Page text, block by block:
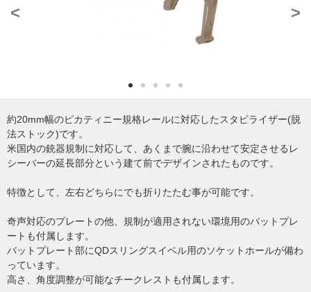
< >
約20mm幅のピカティニー規格レールに対応したスタビライザー(脱
法ストック)です。
米国内の銃器規制に対応して、あくまで腕に沿わせて安定させるレ
シーバーの延長部分という建て前でデザインされたものです。
特徴として、左右どちらにでも折りたたむ事が可能です。
奇声対応のプレートの他、規制が適用されない環境用のバットプレ
ートも付属します。
バットプレート部にQDスリングスイベル用のソケットホールが備わ
っています。
高さ、角度調整が可能なチークレストも付属します。